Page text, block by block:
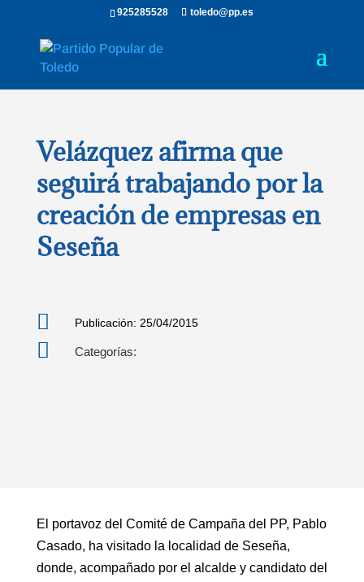
925285528 toledo@pp.es
Velázquez afirma que
seguirá trabajando por la
creación de empresas en
Seseña
 Publicación: 25/04/2015
 Categorías:
El portavoz del Comité de Campaña del PP, Pablo
Casado, ha visitado la localidad de Seseña,
donde, acompañado por el alcalde y candidato del